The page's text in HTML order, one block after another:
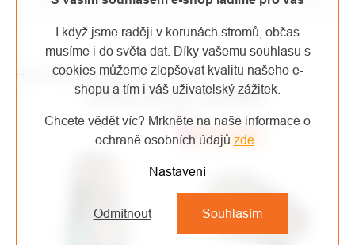
I když jsme raději v korunách stromů, občas
musíme i do světa dat. Díky vašemu souhlasu s
cookies můžeme zlepšovat kvalitu našeho e-
shopu a tím i váš uživatelský zážitek.
Chcete vědět víc? Mrkněte na naše informace o
ochraně osobních údajů zde.
Nastavení
Odmítnout Souhlasím
High-contrast mode
MOHLO BY VÁS ZAJÍMAT
Top Doporučujeme